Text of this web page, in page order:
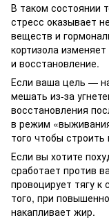
В таком состоянии
стресс оказывает
веществ и
кортизола
и восстановление.
Если ваша цель —
мешать из-за
восстановления
в режим
того чтобы строить
Если вы хотите
сработает против
провоцирует тягу
того, при
накапливает жир.